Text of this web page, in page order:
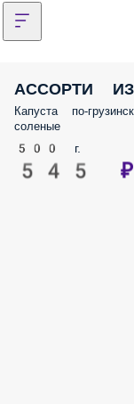
АССОРТИ
Капуста по-
соленые
500 г.
545 ₽